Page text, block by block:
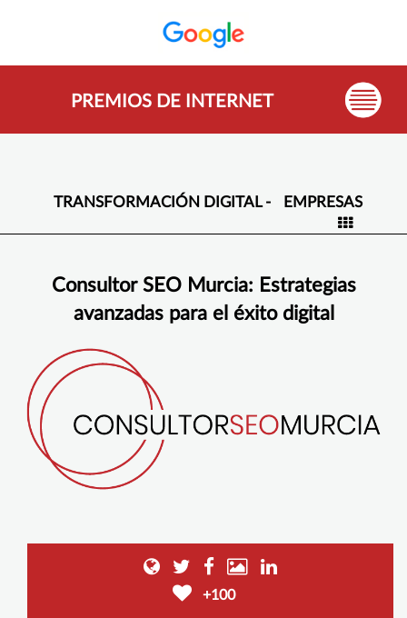
PREMIOS DE INTERNET
TRANSFORMACIÓN DIGITAL - EMPRESAS
Consultor SEO Murcia: Estrategias
avanzadas para el éxito digital
+100